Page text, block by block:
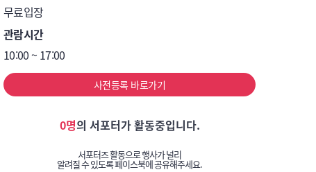
무료입장
관람시간
10:00 ~ 17:00
사전등록 바로가기
0명의 서포터가 활동중입니다.
서포터즈 활동으로 행사가 널리
알려질 수 있도록 페이스북에 공유해주세요.